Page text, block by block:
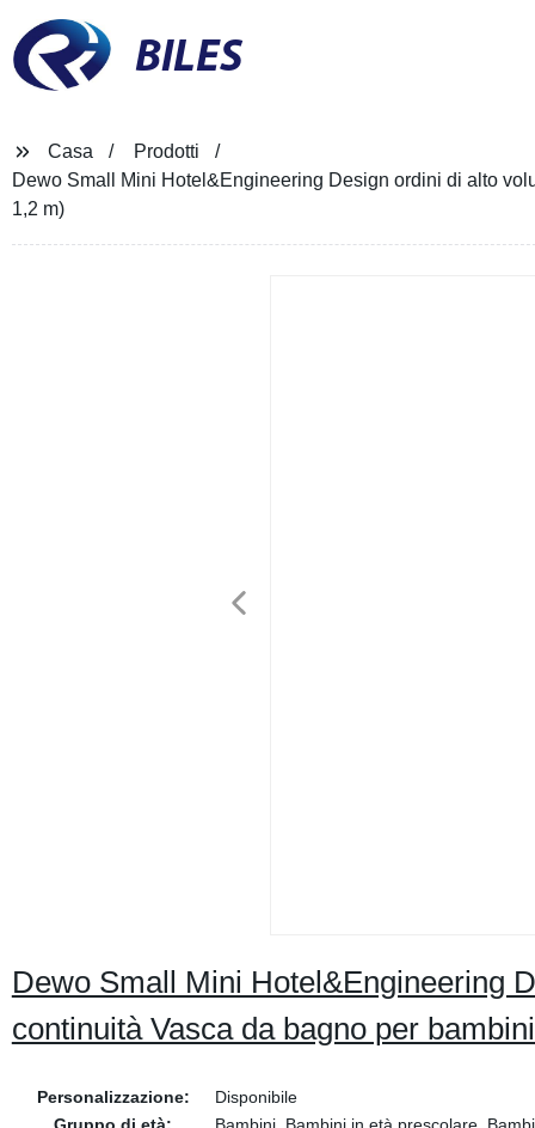
BILES
Casa
Prodotti
Dewo Small Mini Hotel&Engineering Design ordini di alto
1,2 m)
Dewo Small Mini Hotel&Engineering
continuità Vasca da bagno per
Personalizzazione:
Disponibile